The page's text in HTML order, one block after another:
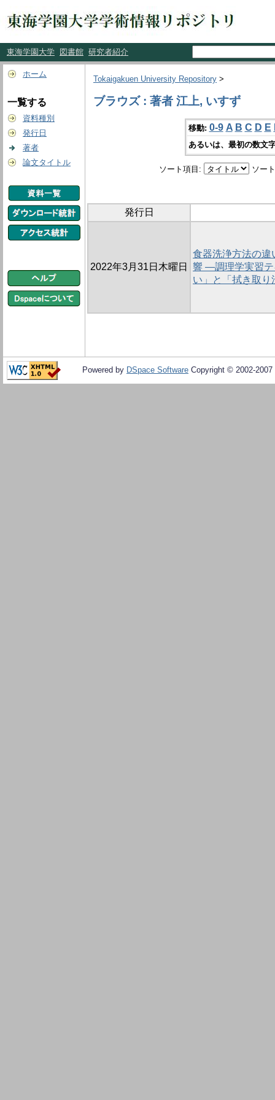
東海学園大学 図書館 研究者紹介
ホーム
一覧する
資料種別
発行日
著者
論文タイトル
Tokaigakuen University Repository >
ブラウズ : 著者 江上, いすず
移動: 0-9 A B C D E
あるいは、最初の数文
ソート項目: ソー
発行日
2022年3月31日木曜日
食器洗浄方法の違
響 ―調理学実習テ
い」と「拭き取
Powered by DSpace Software Copyright © 2002-2007